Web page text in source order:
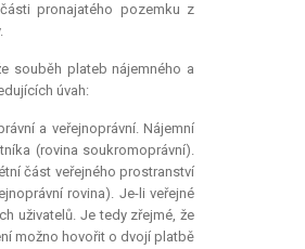
pronajatého pozemku z
souběh plateb nájemného a
úvah:
a veřejnoprávní. Nájemní
(rovina soukromoprávní).
část veřejného prostranství
rovina). Je-li veřejné
uživatelů. Je tedy zřejmé, že
možno hovořit o dvojí platbě